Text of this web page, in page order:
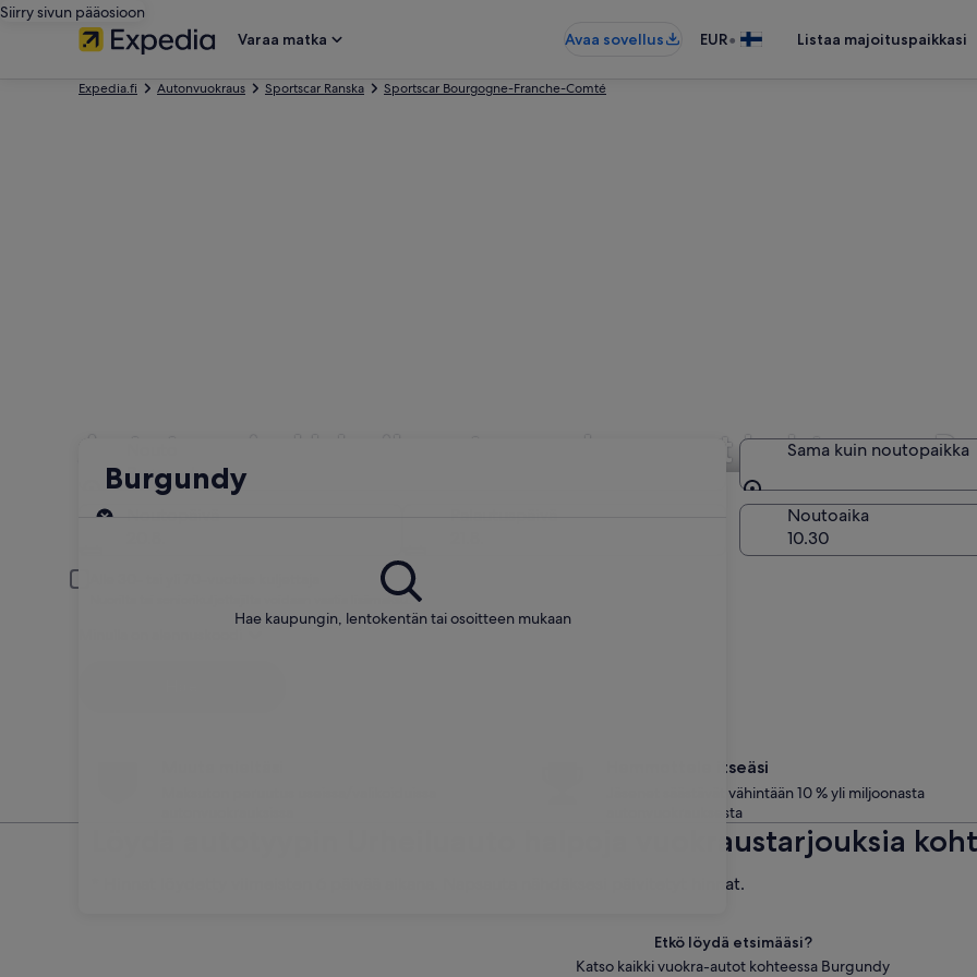
Siirry sivun pääosioon
Varaa matka
Avaa sovellus EUR• Listaa majoituspaikkasi
Expedia.fi Autonvuokraus Sportscar Ranska Sportscar Bourgogne-Franche-Comté
Autotyypin Urheiluauto vuokraamot kohteessa
Hae kaupungin, lentokentän tai osoitteen mukaan
Burgundy
Nouto
Sama kuin noutopaikka
Sama kuin noutopaikka
Noutoaika
Nuorilta tai seniorikuljettajilta voidaan vaatia lisämaksu.
Hemmottele itseäsi
Jäsenet säästävät vähintään 10 % yli miljoonasta
autonvuokrauksesta
Löydä autotyypin Urheiluauto halpoja vuokraustarjouksia
* Hinnat löydetty viimeisten 6 päivää aikana. Napsauta nähdäksesi päivitetyt hinnat.
Etkö löydä etsimääsi?
Katso kaikki vuokra-autot kohteessa Burgundy